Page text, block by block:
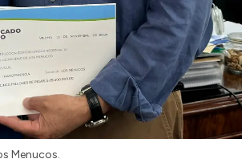
Menucos.